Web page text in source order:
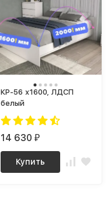
КР-56 х1600, ЛДСП
белый
14 630 ₽
Купить